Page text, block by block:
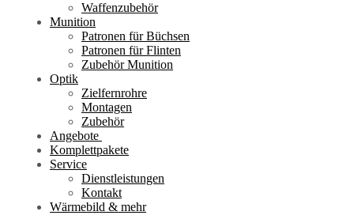
Waffenzubehör
Munition
Patronen für Büchsen
Patronen für Flinten
Zubehör Munition
Optik
Zielfernrohre
Montagen
Zubehör
Angebote
Komplettpakete
Service
Dienstleistungen
Kontakt
Wärmebild & mehr